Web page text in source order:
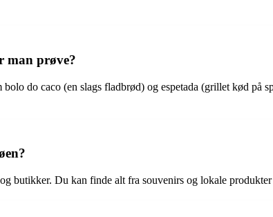
man prøve?
do caco (en slags fladbrød) og espetada (grillet kød på
butikker. Du kan finde alt fra souvenirs og lokale